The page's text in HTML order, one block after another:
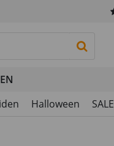
Halloween SALE